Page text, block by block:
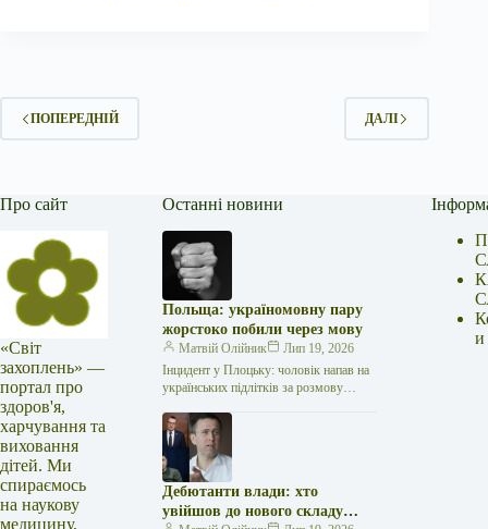
ПОПЕРЕДНІЙ ДАЛІ
Про сайт
«Світ
захоплень» —
портал про
здоров'я,
харчування та
виховання
дітей. Ми
спираємось
на наукову
медицину,
Останні новини
Польща: україномовну пару
жорстоко побили через мову
Матвій Олійник
Лип 19, 2026
Інцидент у Плоцьку: чоловік напав на
українських підлітків за розмову
Плоцьк розгорівся прикрий випадок:
дорослий…
Дебютанти влади: хто
увійшов до нового складу
и